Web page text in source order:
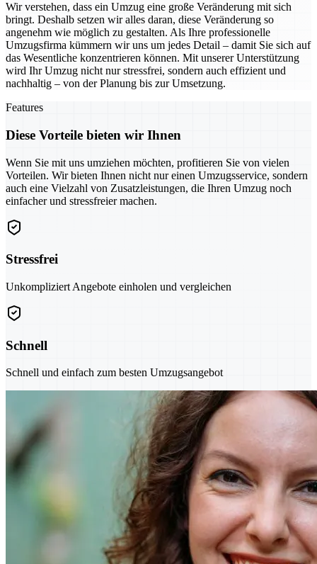
Wir verstehen, dass ein Umzug eine große Veränderung mit sich
bringt. Deshalb setzen wir alles daran, diese Veränderung so
angenehm wie möglich zu gestalten. Als Ihre professionelle
Umzugsfirma kümmern wir uns um jedes Detail – damit Sie sich auf
das Wesentliche konzentrieren können. Mit unserer Unterstützung
wird Ihr Umzug nicht nur stressfrei, sondern auch effizient und
nachhaltig – von der Planung bis zur Umsetzung.
Features
Diese Vorteile bieten wir Ihnen
Wenn Sie mit uns umziehen möchten, profitieren Sie von vielen
Vorteilen. Wir bieten Ihnen nicht nur einen Umzugsservice, sondern
auch eine Vielzahl von Zusatzleistungen, die Ihren Umzug noch
einfacher und stressfreier machen.
Stressfrei
Unkompliziert Angebote einholen und vergleichen
Schnell
Schnell und einfach zum besten Umzugsangebot